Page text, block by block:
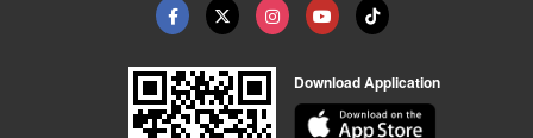
Download Application